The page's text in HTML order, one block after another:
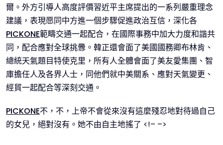
爾。外方引導人高度評價習近平主席提出的一系列嚴重理念
建議，表現愿同中方進一個步驟促進政治互信，深化各
PICKONE範疇交通一起配合，在國際事務中加大力度和諧共
同，配合應對全球挑釁。韓正還會面了美國國務卿布林肯、
總統天氣題目特使克里，所有人全體會面了美友愛集團、智
庫擔任人及各界人士，同他們就中美關系、應對天氣變更、
經貿一起配合等深刻交通。
PICKONE不，不，上帝不會從來沒有這麼殘忍地對待過自己
的女兒，絕對沒有。她不由自主地搖了 <!– –>